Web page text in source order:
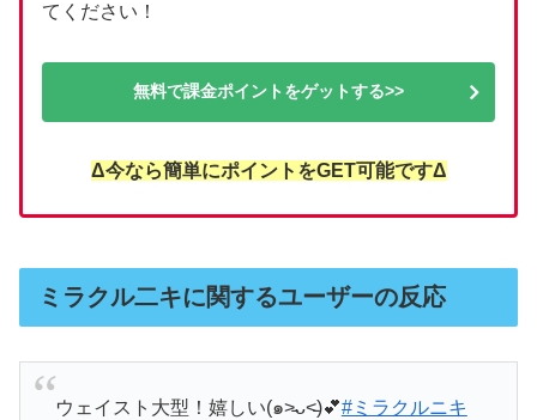
てください！
無料で課金ポイントをゲットする>>
Δ今なら簡単にポイントをGET可能ですΔ
ミラクル二キに関するユーザーの反応
ウェイスト大型！嬉しい(๑˃̵ᴗ˂̵)💕#ミラクルニキ